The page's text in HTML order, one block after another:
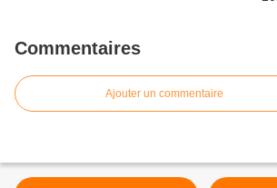
Commentaires
Ajouter un commentaire